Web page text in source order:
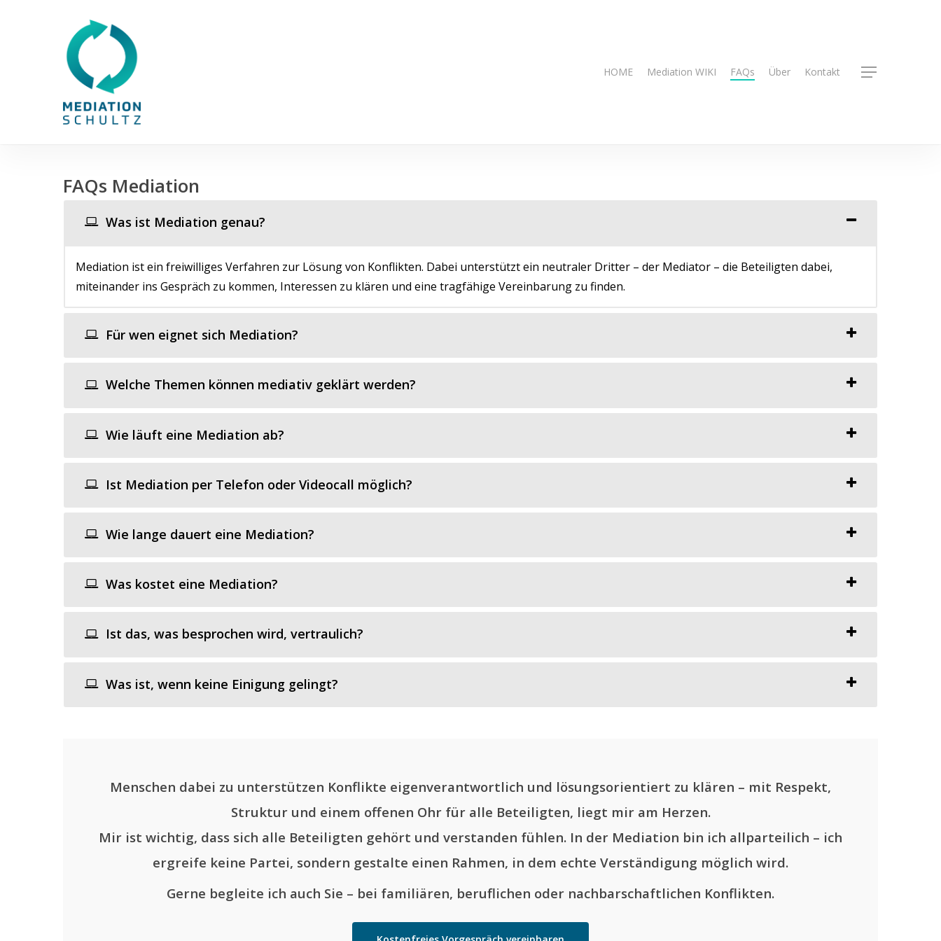
HOME Mediation WIKI FAQs Über Kontakt Menu
FAQs Mediation
Was ist Mediation genau?
Mediation ist ein freiwilliges Verfahren zur Lösung von Konflikten. Dabei unterstützt ein neutraler Dritter – der Mediator – die Beteiligten dabei,
miteinander ins Gespräch zu kommen, Interessen zu klären und eine tragfähige Vereinbarung zu finden.
Für wen eignet sich Mediation?
Welche Themen können mediativ geklärt werden?
Wie läuft eine Mediation ab?
Ist Mediation per Telefon oder Videocall möglich?
Wie lange dauert eine Mediation?
Was kostet eine Mediation?
Ist das, was besprochen wird, vertraulich?
Was ist, wenn keine Einigung gelingt?
Menschen dabei zu unterstützen Konflikte eigenverantwortlich und lösungsorientiert zu klären – mit Respekt,
Struktur und einem offenen Ohr für alle Beteiligten, liegt mir am Herzen.
Mir ist wichtig, dass sich alle Beteiligten gehört und verstanden fühlen. In der Mediation bin ich allparteilich – ich
ergreife keine Partei, sondern gestalte einen Rahmen, in dem echte Verständigung möglich wird.
Gerne begleite ich auch Sie – bei familiären, beruflichen oder nachbarschaftlichen Konflikten.